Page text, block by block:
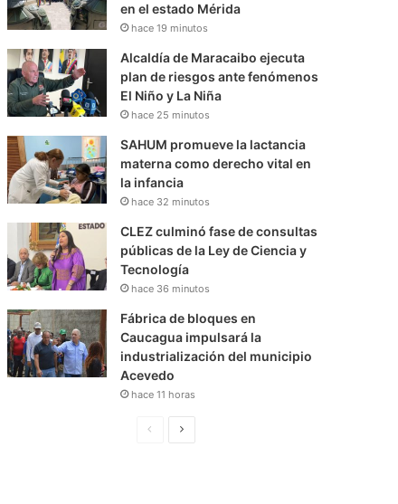
en el estado Mérida
hace 19 minutos
Alcaldía de Maracaibo ejecuta
plan de riesgos ante fenómenos
El Niño y La Niña
hace 25 minutos
SAHUM promueve la lactancia
materna como derecho vital en
la infancia
hace 32 minutos
CLEZ culminó fase de consultas
públicas de la Ley de Ciencia y
Tecnología
hace 36 minutos
Fábrica de bloques en
Caucagua impulsará la
industrialización del municipio
Acevedo
hace 11 horas
S